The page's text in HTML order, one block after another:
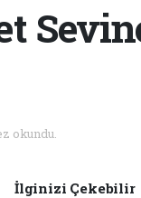
okundu.
İlginizi Çekebilir